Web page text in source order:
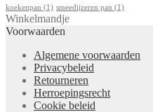
koekenpan (1) smeedijzeren pan (1)
Winkelmandje
Voorwaarden
Algemene voorwaarden
Privacybeleid
Retourneren
Herroepingsrecht
Cookie beleid